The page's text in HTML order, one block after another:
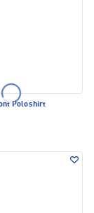
Poloshirt